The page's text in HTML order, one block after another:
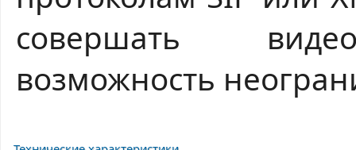
совершать
возможность